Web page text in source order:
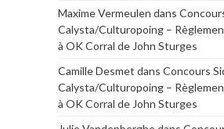
Maxime Vermeulen dans
Calysta/Culturopoing –
à OK Corral de John Sturges
Camille Desmet dans Concours
Calysta/Culturopoing –
à OK Corral de John Sturges